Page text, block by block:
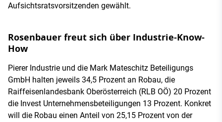
Aufsichtsratsvorsitzenden gewählt.
Rosenbauer freut sich über Industrie-Know-
How
Pierer Industrie und die Mark Mateschitz Beteiligungs
GmbH halten jeweils 34,5 Prozent an Robau, die
Raiffeisenlandesbank Oberösterreich (RLB OÖ) 20 Prozent
die Invest Unternehmensbeteiligungen 13 Prozent. Konkret
will die Robau einen Anteil von 25,15 Prozent von der